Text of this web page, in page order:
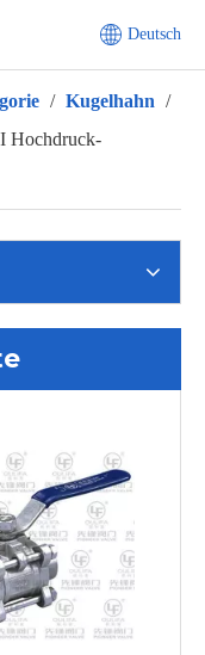
Deutsch
/ Kugelhahn /
Hochdruck-